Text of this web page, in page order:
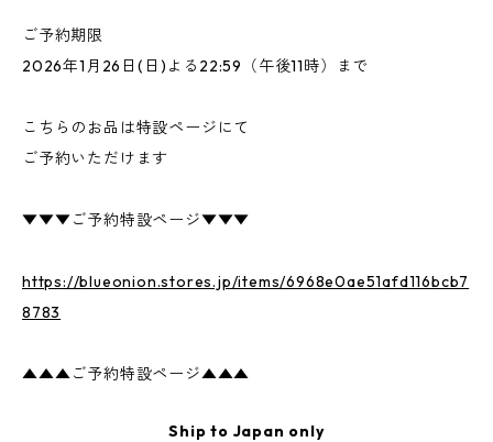
ご予約期限
2026年1月26日(日)よる22:59（午後11時）まで
こちらのお品は特設ページにて
ご予約いただけます
▼▼▼ご予約特設ページ▼▼▼
https://blueonion.stores.jp/items/6968e0ae51afd116bcb7
8783
▲▲▲ご予約特設ページ▲▲▲
Ship to Japan only